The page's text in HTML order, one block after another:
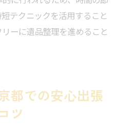
テクニックを活用すること
ーに遺品整理を進めること
都での安心出張
ツ